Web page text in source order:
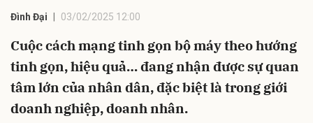
Đình Đại 03/02/2025 12:00
Cuộc cách mạng tinh gọn bộ máy theo hướng
tinh gọn, hiệu quả… đang nhận được sự quan
tâm lớn của nhân dân, đặc biệt là trong giới
doanh nghiệp, doanh nhân.
Hủy